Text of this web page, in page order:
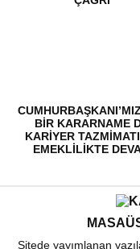
BİR KARARNAME
KARİYER
EMEKLİLİKTE
Sitede yayımlanan